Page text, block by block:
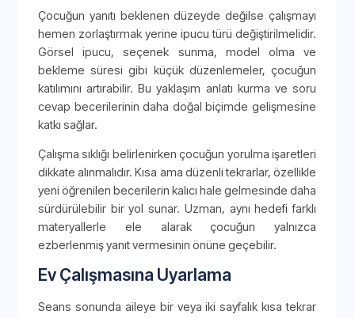
Çocuğun yanıtı beklenen düzeyde değilse çalışmayı
hemen zorlaştırmak yerine ipucu türü değiştirilmelidir.
Görsel ipucu, seçenek sunma, model olma ve
bekleme süresi gibi küçük düzenlemeler, çocuğun
katılımını artırabilir. Bu yaklaşım anlatı kurma ve soru
cevap becerilerinin daha doğal biçimde gelişmesine
katkı sağlar.
Çalışma sıklığı belirlenirken çocuğun yorulma işaretleri
dikkate alınmalıdır. Kısa ama düzenli tekrarlar, özellikle
yeni öğrenilen becerilerin kalıcı hale gelmesinde daha
sürdürülebilir bir yol sunar. Uzman, aynı hedefi farklı
materyallerle ele alarak çocuğun yalnızca
ezberlenmiş yanıt vermesinin önüne geçebilir.
Ev Çalışmasına Uyarlama
Seans sonunda aileye bir veya iki sayfalık kısa tekrar